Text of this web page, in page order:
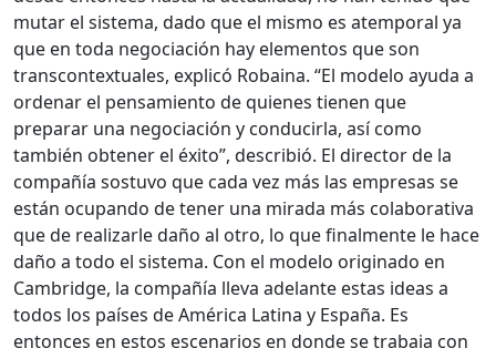
mutar el sistema, dado que el mismo es atemporal ya
que en toda negociación hay elementos que son
transcontextuales, explicó Robaina. “El modelo ayuda a
ordenar el pensamiento de quienes tienen que
preparar una negociación y conducirla, así como
también obtener el éxito”, describió. El director de la
compañía sostuvo que cada vez más las empresas se
están ocupando de tener una mirada más colaborativa
que de realizarle daño al otro, lo que finalmente le hace
daño a todo el sistema. Con el modelo originado en
Cambridge, la compañía lleva adelante estas ideas a
todos los países de América Latina y España. Es
entonces en estos escenarios en donde se trabaja con